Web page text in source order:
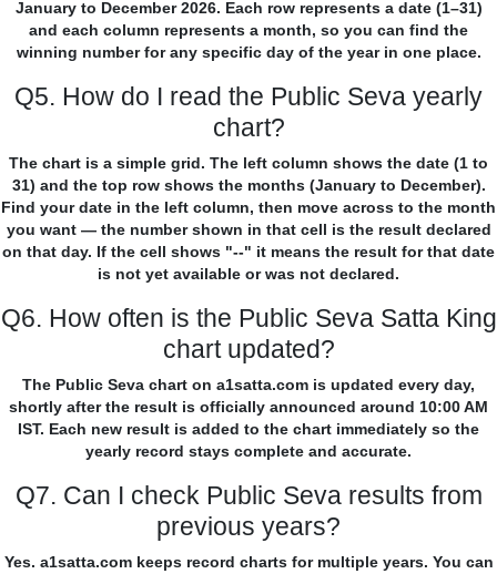
January to December 2026. Each row represents a date (1–31)
and each column represents a month, so you can find the
winning number for any specific day of the year in one place.
Q5. How do I read the Public Seva yearly
chart?
The chart is a simple grid. The left column shows the date (1 to
31) and the top row shows the months (January to December).
Find your date in the left column, then move across to the month
you want — the number shown in that cell is the result declared
on that day. If the cell shows "--" it means the result for that date
is not yet available or was not declared.
Q6. How often is the Public Seva Satta King
chart updated?
The Public Seva chart on a1satta.com is updated every day,
shortly after the result is officially announced around 10:00 AM
IST. Each new result is added to the chart immediately so the
yearly record stays complete and accurate.
Q7. Can I check Public Seva results from
previous years?
Yes. a1satta.com keeps record charts for multiple years. You can